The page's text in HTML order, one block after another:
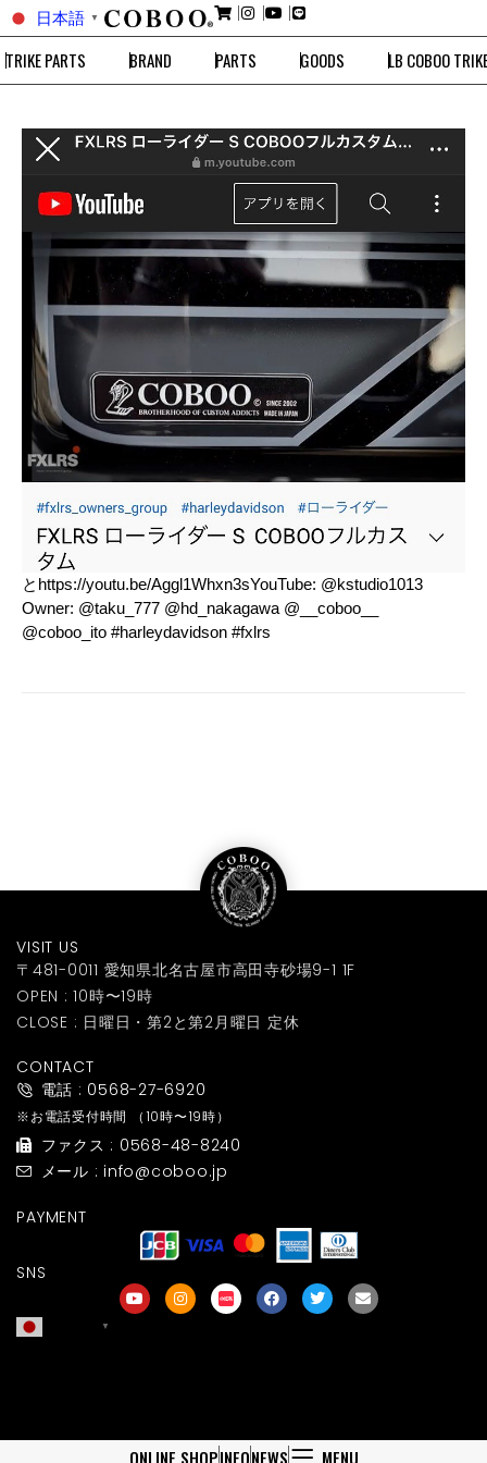
日本語 ▼
TRIKE PARTS BRAND PARTS GOODS LB COBOO
とhttps://youtu.be/Aggl1Whxn3sYouTube: @kstudio1013
Owner: @taku_777 @hd_nakagawa @__coboo__
@coboo_ito #harleydavidson #fxlrs
VISIT US
〒481-0011 愛知県北名古屋市高田寺砂場9-1 1F
OPEN : 10時〜19時
CLOSE : 日曜日・第2と第2月曜日 定休
CONTACT
電話 : 0568-27-6920
※お電話受付時間 （10時〜19時）
ファクス : 0568-48-8240
メール : info@coboo.jp
PAYMENT
SNS
▼
ONLINE SHOPINFONEWS MENU